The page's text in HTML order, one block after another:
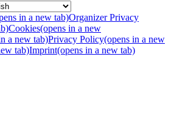
in a new tab)Organizer Privacy
Cookies(opens in a new
a new tab)Privacy Policy(opens in a new
tab)Imprint(opens in a new tab)